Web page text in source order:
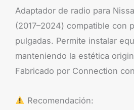
Adaptador de radio para
(2017–2024) compatible con
pulgadas. Permite instalar
manteniendo la estética
Fabricado por Connection
Recomendación: